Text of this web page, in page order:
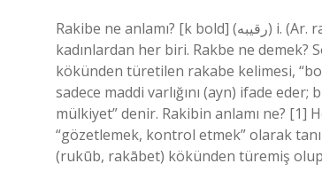
Rakibe ne anlamı? [k bold] (ﺭﻗﻴﺒﻪ) i. (Ar. raḳіbs türevi form raḳіbe) Kadın rakip, kendi aralarında rakip olan
kadınlardan her biri. Rakbe ne demek?
kökünden türetilen rakabe kelimesi,
sadece maddi varlığını (ayn) ifade
mülkiyet” denir. Rakibin anlamı ne? [1]
“gözetlemek, kontrol etmek” olarak
(rukūb, rakābet) kökünden türemiş olup